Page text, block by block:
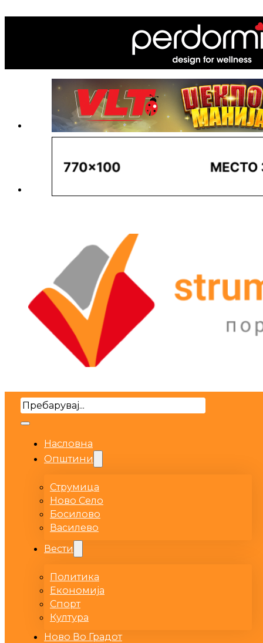
Search
Насловна
Општини
Струмица
Ново Село
Босилово
Василево
Вести
Политика
Економија
Спорт
Култура
Ново Во Градот